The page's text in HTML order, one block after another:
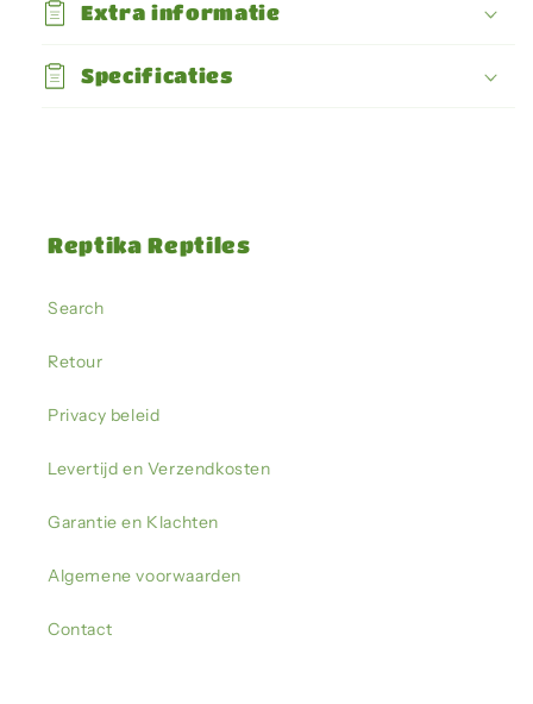
Extra informatie
Specificaties
Reptika Reptiles
Search
Retour
Privacy beleid
Levertijd en Verzendkosten
Garantie en Klachten
Algemene voorwaarden
Contact